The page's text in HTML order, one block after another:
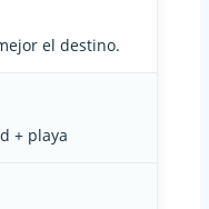
el destino.
+ playa